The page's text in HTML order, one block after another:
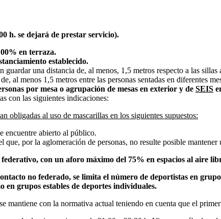
h. se dejará de prestar servicio).
en terraza.
establecido.
guardar una distancia de, al menos, 1,5 metros respecto a las
al menos 1,5 metros entre las personas sentadas en diferentes
por mesa o agrupación de mesas en exterior y de SEIS
con las siguientes indicaciones:
obligadas al uso de mascarillas en los siguientes supuestos:
encuentre abierto al público.
que, por la aglomeración de personas, no resulte posible
con un aforo máximo del 75% en espacios al aire
no federado, se limita el número de deportistas en
en grupos estables de deportes individuales.
mantiene con la normativa actual teniendo en cuenta que el